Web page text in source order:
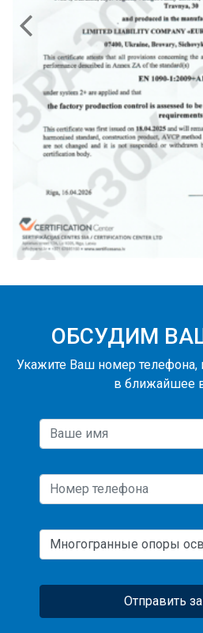
ОБСУДИМ
Укажите Ваш номер
в ближайшее
Отправить